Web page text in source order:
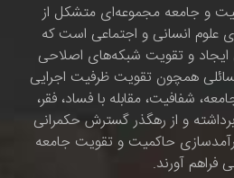
و جامعه مجموعه‌ای متشکل از
علوم انسانی و اجتماعی است که
ایجاد و تقویت شبکه‌های اصلاحی
همچون تقویت ظرفیت اجرایی
شفافیت، مقابله با فساد، فقر،
و از رهگذر گسترش حکمرانی
حاکمیت و تقویت جامعه
فراهم آورند.